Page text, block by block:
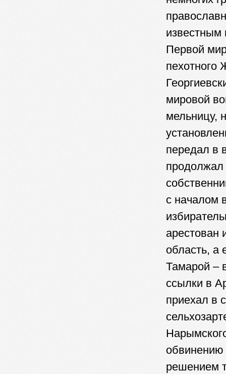
известным
Первой
пехотного
мировой
мельницу,
передал в
продолжал
с началом
арестован
область, а
Тамарой –
ссылки в
приехал в
обвинению
решением